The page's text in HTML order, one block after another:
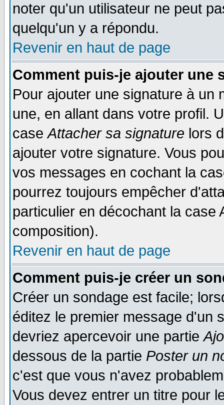
noter qu'un utilisateur ne peut
quelqu'un y a répondu.
Revenir en haut de page
Comment puis-je ajouter une
Pour ajouter une signature à un
une, en allant dans votre profil.
caseAttacher sa signature lors
ajouter votre signature. Vous
vos messages en cochant la
pourrez toujours empêcher
particulier en décochant la
composition).
Revenir en haut de page
Comment puis-je créer un
Créer un sondage est facile;
éditez le premier message d'un
devriez apercevoir une partie
dessous de la partie Poster un
c'est que vous n'avez
Vous devez entrer un titre pour